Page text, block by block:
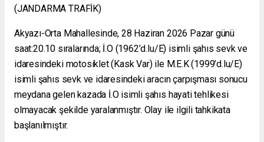
(JANDARMA TRAFİK)
Akyazı-Orta Mahallesinde, 28 Haziran 2026 Pazar günü
saat:20.10 sıralarında; İ.O (1962’d.lu/E) isimli şahıs sevk ve
idaresindeki motosiklet (Kask Var) ile M.E.K (1999’d.lu/E)
isimli şahıs sevk ve idaresindeki aracın çarpışması sonucu
meydana gelen kazada İ.O isimli şahıs hayati tehlikesi
olmayacak şekilde yaralanmıştır. Olay ile ilgili tahkikata
başlanılmıştır.